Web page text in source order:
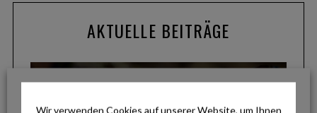
AKTUELLE BEITRÄGE
Wir verwenden Cookies auf unserer Website, um Ihnen